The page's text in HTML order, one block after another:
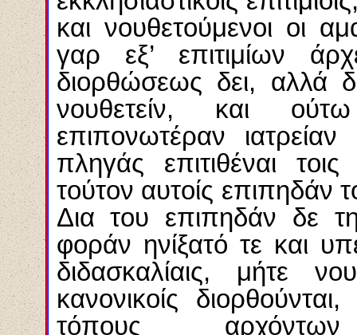
και νουθετούμενοι οι
γαρ εξ’ επιτιμίων
διορθώσεως δει, αλλά
νουθετείν, και
επιπονωτέραν
πληγάς επιτιθέναι
τούτον αυτοίς επιπηδάν
Δια του επιπηδάν δε
φοράν ηνίξατό τε και
διδασκαλίαις, μήτε
κανονικοίς
τόπους